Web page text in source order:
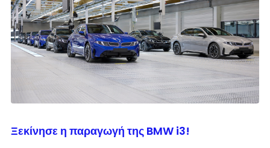
Ξεκίνησε η παραγωγή της BMW i3!